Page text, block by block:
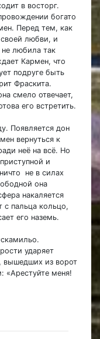
в восторг.
богато
Перед тем, как
любви, и
не любила так
Кармен, что
подруге быть
Фраскита.
смело отвечает,
его встретить.
Появляется дон
вернуться к
неё на всё. Но
и
не в силах
она
накаляется
с пальца кольцо,
его наземь.
ударяет
вышедших из ворот
«Арестуйте меня!